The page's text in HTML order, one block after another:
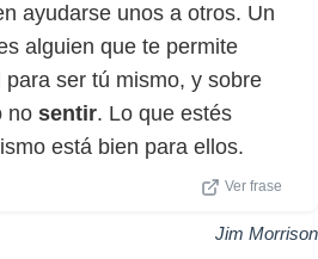
ayudarse unos a otros. Un
alguien que te permite
ser tú mismo, y sobre
no sentir. Lo que estés
está bien para ellos.
Ver frase
Jim Morrison